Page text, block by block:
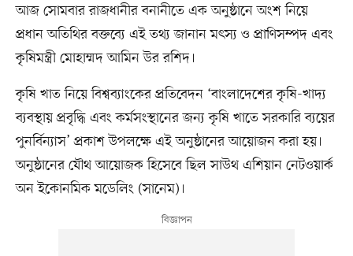
আজ সোমবার রাজধানীর বনানীতে এক অনুষ্ঠানে অংশ নিয়ে
প্রধান অতিথির বক্তব্যে এই তথ্য জানান মৎস্য ও প্রাণিসম্পদ এবং
কৃষিমন্ত্রী মোহাম্মদ আমিন উর রশিদ।
কৃষি খাত নিয়ে বিশ্বব্যাংকের প্রতিবেদন ‘বাংলাদেশের কৃষি-খাদ্য
ব্যবস্থায় প্রবৃদ্ধি এবং কর্মসংস্থানের জন্য কৃষি খাতে সরকারি ব্যয়ের
পুনর্বিন্যাস’ প্রকাশ উপলক্ষে এই অনুষ্ঠানের আয়োজন করা হয়।
অনুষ্ঠানের যৌথ আয়োজক হিসেবে ছিল সাউথ এশিয়ান নেটওয়ার্ক
অন ইকোনমিক মডেলিং (সানেম)।